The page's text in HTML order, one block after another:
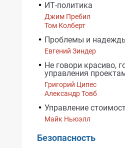
ИТ-политика
Джим Пребил
Том Колберт
Проблемы и
Евгений Зиндер
Не говори красиво,
управления
Григорий Ципес
Александр Товб
Управление
Майк Ньюэлл
Безопасность